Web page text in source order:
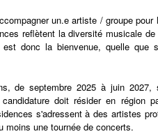
un.e artiste / groupe pour
reflètent la diversité musicale de
donc la bienvenue, quelle que
de septembre 2025 à juin 2027,
doit résider en région
s'adressent à des artistes
une tournée de concerts.